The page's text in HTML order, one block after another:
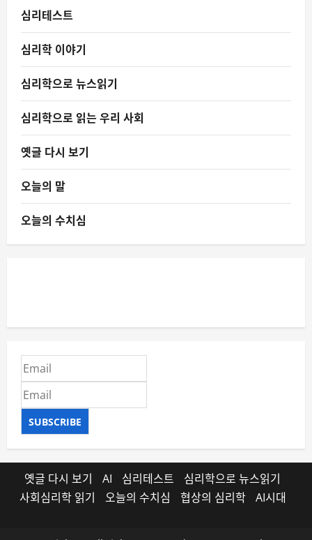
심리테스트
심리학 이야기
심리학으로 뉴스읽기
심리학으로 읽는 우리 사회
옛글 다시 보기
오늘의 말
오늘의 수치심
SUBSCRIBE
옛글 다시 보기 AI 심리테스트
심리학으로 뉴스읽기
사회심리학 읽기
오늘의 수치심 협상의 심리학 AI시대